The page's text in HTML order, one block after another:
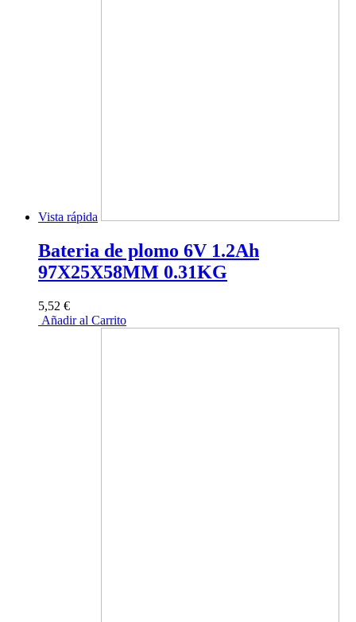
Vista rápida
Bateria de plomo 6V 1.2Ah
97X25X58MM 0.31KG
5,52 €
Añadir al Carrito